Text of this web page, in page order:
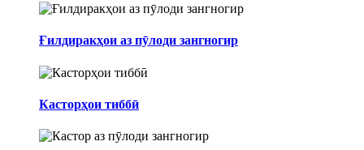
Ғилдиракҳои аз пӯлоди зангногир
Касторҳои тиббӣ